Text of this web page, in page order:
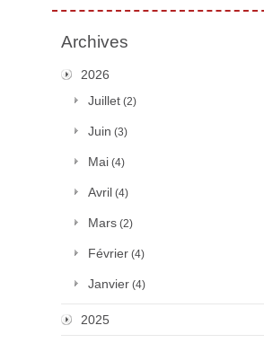
Archives
2026
Juillet (2)
Juin (3)
Mai (4)
Avril (4)
Mars (2)
Février (4)
Janvier (4)
2025